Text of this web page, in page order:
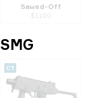
Sawed-Off
$ 1100
SMG
CT